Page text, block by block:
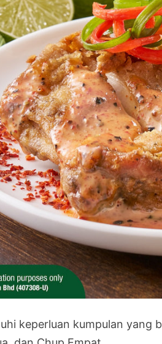
keperluan kumpulan yang